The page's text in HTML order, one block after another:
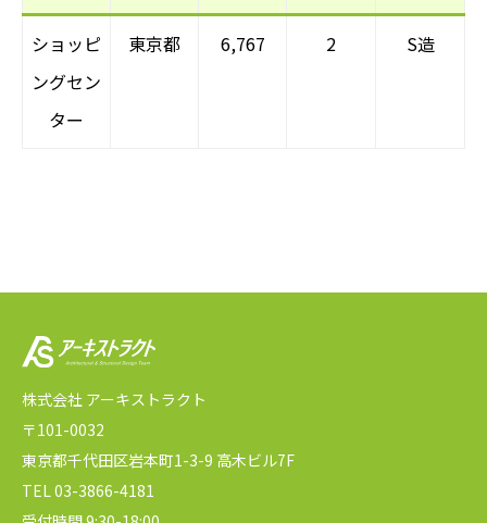
ショッピ
ングセン
ター
東京都 6,767 2 S造
株式会社 アーキストラクト
〒101-0032
東京都千代田区岩本町1-3-9 高木ビル7F
TEL 03-3866-4181